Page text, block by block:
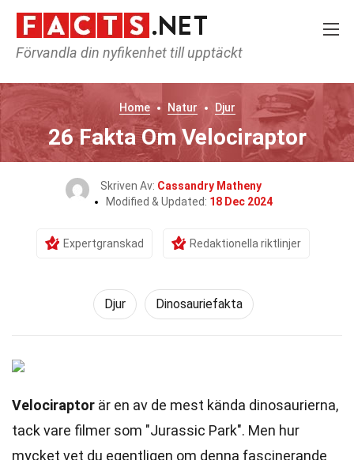
Förvandla din nyfikenhet till upptäckt
Home Natur Djur
26 Fakta Om Velociraptor
Skriven Av: Cassandry Matheny
Modified & Updated: 18 Dec 2024
Expertgranskad Redaktionella riktlinjer
Djur Dinosauriefakta
Velociraptor är en av de mest kända dinosaurierna,
tack vare filmer som "Jurassic Park". Men hur
mycket vet du egentligen om denna fascinerande